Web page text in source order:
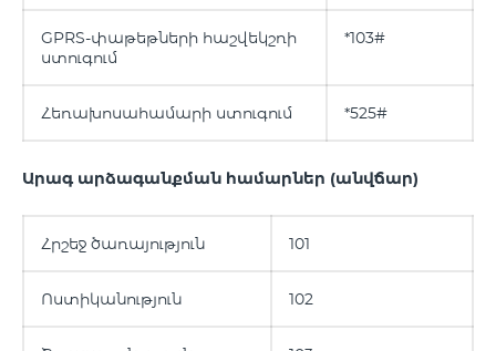
GPRS-փաթեթների հաշվեկշռի
ստուգում
*103#
Հեռախոսահամարի ստուգում *525#
Արագ արձագանքման համարներ (անվճար)
Հրշեջ ծառայություն 101
Ոստիկանություն 102